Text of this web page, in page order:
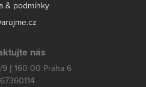
& podmínky
nás
| 160 00 Praha 6